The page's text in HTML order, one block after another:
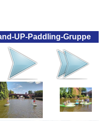
UP-Paddling-Gruppe